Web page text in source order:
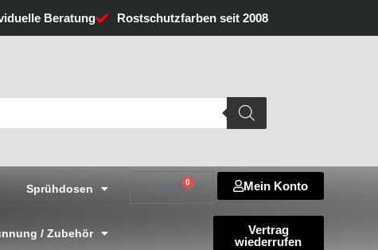
Beratung Rostschutzfarben seit 2008
Sprühdosen
/ Zubehör
0
WarenkorbMein Konto
Vertrag
wiederrufen